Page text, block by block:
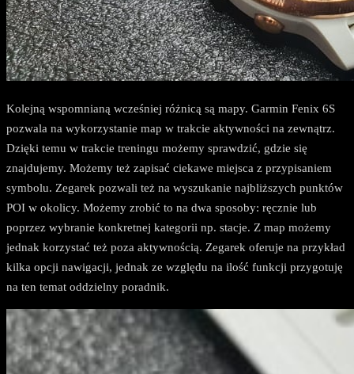
Kolejną wspomnianą wcześniej różnicą są mapy. Garmin Fenix 6S
pozwala na wykorzystanie map w trakcie aktywności na zewnątrz.
Dzięki temu w trakcie treningu możemy sprawdzić, gdzie się
znajdujemy. Możemy też zapisać ciekawe miejsca z przypisaniem
symbolu. Zegarek pozwali też na wyszukanie najbliższych punktów
POI w okolicy. Możemy zrobić to na dwa sposoby: ręcznie lub
poprzez wybranie konkretnej kategorii np. stacje. Z map możemy
jednak korzystać też poza aktywnością. Zegarek oferuje na przykład
kilka opcji nawigacji, jednak ze względu na ilość funkcji przygotuję
na ten temat oddzielny poradnik.